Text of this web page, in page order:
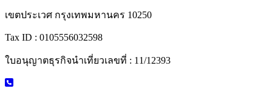
เขตประเวศ กรุงเทพมหานคร 10250
Tax ID : 0105556032598
ใบอนุญาตธุรกิจนำเที่ยวเลขที่ : 11/12393